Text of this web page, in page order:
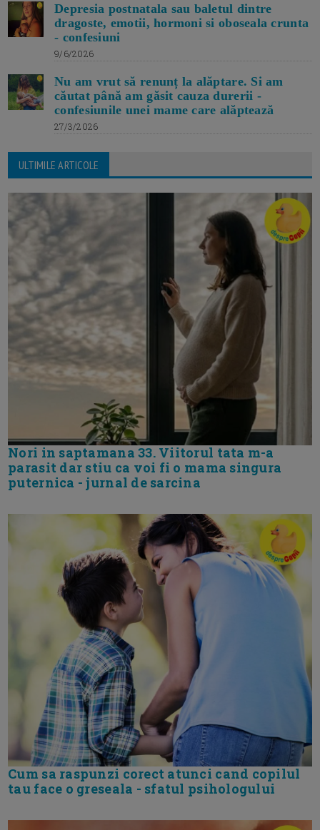
Depresia postnatala sau baletul dintre
dragoste, emotii, hormoni si oboseala crunta
- confesiuni
9/6/2026
Nu am vrut să renunț la alăptare. Si am
căutat până am găsit cauza durerii -
confesiunile unei mame care alăptează
27/3/2026
ULTIMILE ARTICOLE
Nori in saptamana 33. Viitorul tata m-a
parasit dar stiu ca voi fi o mama singura
puternica - jurnal de sarcina
Cum sa raspunzi corect atunci cand copilul
tau face o greseala - sfatul psihologului